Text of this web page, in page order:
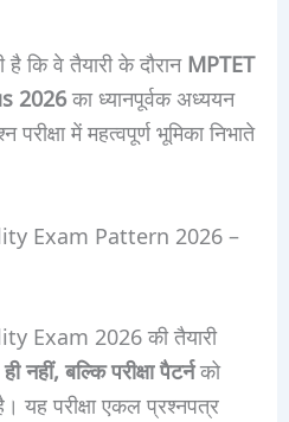
है कि वे तैयारी के दौरानMPTET
2026का ध्यानपूर्वक अध्ययन
में महत्वपूर्ण भूमिका निभाते
Exam Pattern 2026 –
Exam 2026 की तैयारी
नहीं, बल्कि परीक्षा पैटर्नको
यह परीक्षा एकल प्रश्नपत्र